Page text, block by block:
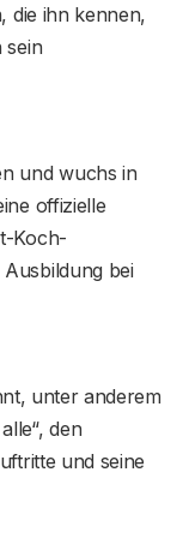
die ihn kennen,
sein
und wuchs in
offizielle
Koch-
bei
unter anderem
den
und seine